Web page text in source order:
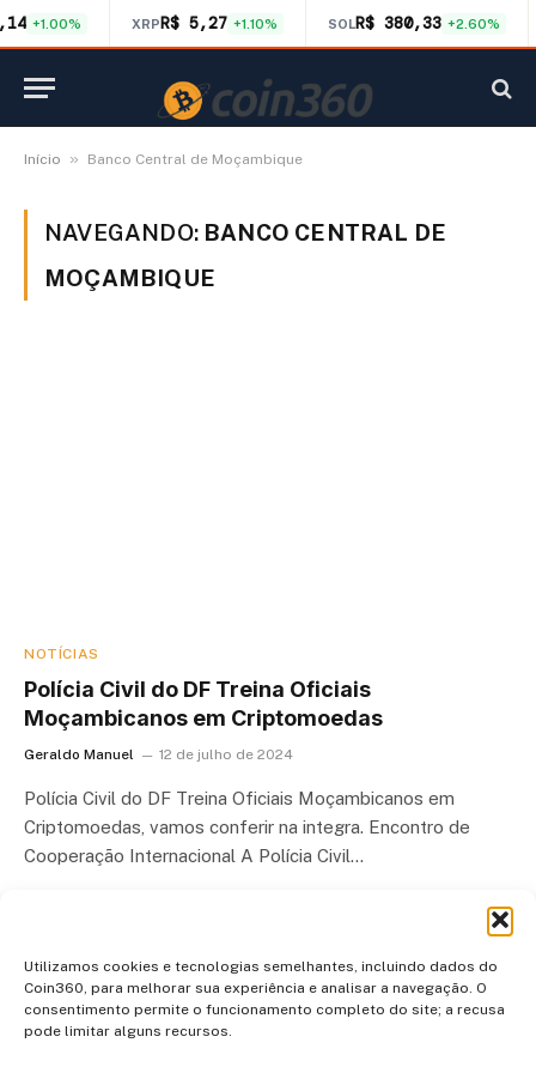
Utilizamos cookies e tecnologias semelhantes, incluindo dados do
Coin360, para melhorar sua experiência e analisar a navegação. O
consentimento permite o funcionamento completo do site; a recusa
pode limitar alguns recursos.
+1.00% XRPR$ 5,27 +1.10% SOLR$ 380,33 +2.60%
Início » Banco Central de Moçambique
NAVEGANDO: BANCO CENTRAL DE
MOÇAMBIQUE
NOTÍCIAS
Polícia Civil do DF Treina Oficiais
Moçambicanos em Criptomoedas
Geraldo Manuel 12 de julho de 2024
Polícia Civil do DF Treina Oficiais Moçambicanos em
Criptomoedas, vamos conferir na integra. Encontro de
Cooperação Internacional A Polícia Civil…